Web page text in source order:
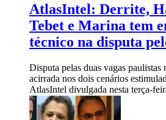
AtlasIntel: Derrite,
Tebet e Marina tem
técnico na disputa
Disputa pelas duas vagas paulistas
acirrada nos dois cenários
AtlasIntel divulgada nesta terça-